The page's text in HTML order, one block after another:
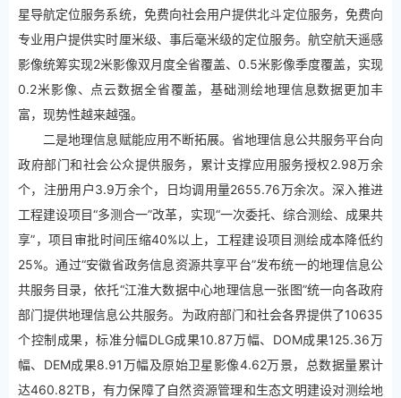
星导航定位服务系统，免费向社会用户提供北斗定位服务，免费向
专业用户提供实时厘米级、事后毫米级的定位服务。航空航天遥感
影像统筹实现2米影像双月度全省覆盖、0.5米影像季度覆盖，实现
0.2米影像、点云数据全省覆盖，基础测绘地理信息数据更加丰
富，现势性越来越强。
二是地理信息赋能应用不断拓展。省地理信息公共服务平台向
政府部门和社会公众提供服务，累计支撑应用服务授权2.98万余
个，注册用户3.9万余个，日均调用量2655.76万余次。深入推进
工程建设项目“多测合一”改革，实现“一次委托、综合测绘、成果共
享”，项目审批时间压缩40%以上，工程建设项目测绘成本降低约
25%。通过“安徽省政务信息资源共享平台”发布统一的地理信息公
共服务目录，依托“江淮大数据中心地理信息一张图”统一向各政府
部门提供地理信息公共服务。为政府部门和社会各界提供了10635
个控制成果，标准分幅DLG成果10.87万幅、DOM成果125.36万
幅、DEM成果8.91万幅及原始卫星影像4.62万景，总数据量累计
达460.82TB，有力保障了自然资源管理和生态文明建设对测绘地